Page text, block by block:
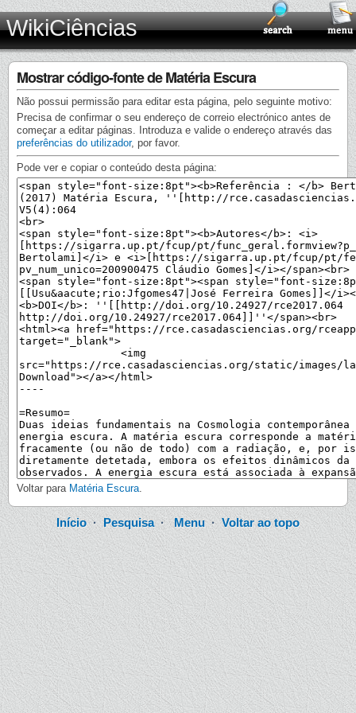
WikiCiências
Mostrar código-fonte de Matéria Escura
Não possui permissão para editar esta página, pelo seguinte motivo:
Precisa de confirmar o seu endereço de correio electrónico antes de
começar a editar páginas. Introduza e valide o endereço através das
preferências do utilizador, por favor.
Pode ver e copiar o conteúdo desta página:
Voltar para Matéria Escura.
Início·Pesquisa·Menu· Voltar ao topo